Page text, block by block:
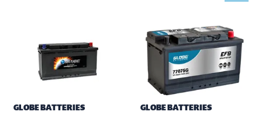
GLOBE BATTERIES GLOBE BATTERIES